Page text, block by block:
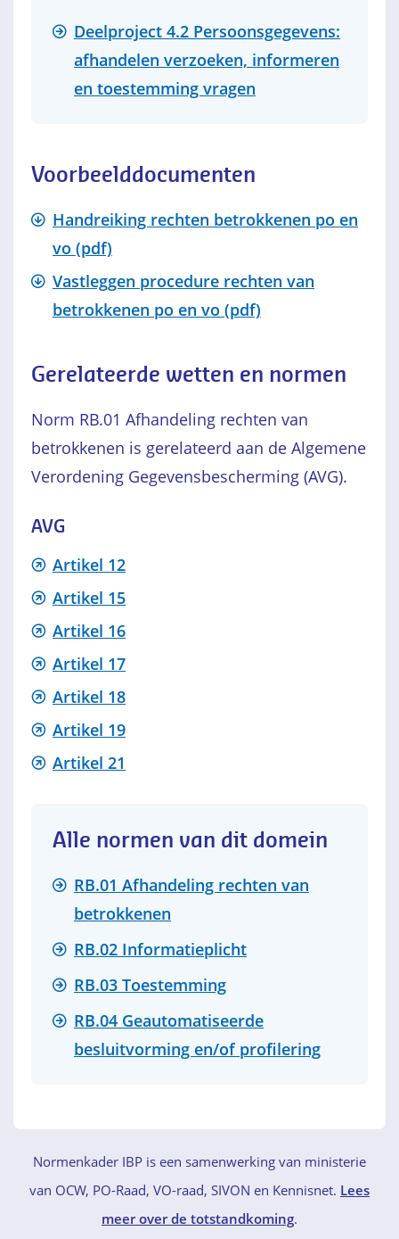
Deelproject 4.2 Persoonsgegevens:
afhandelen verzoeken, informeren
en toestemming vragen
Voorbeelddocumenten
Handreiking rechten betrokkenen po en
vo (pdf)
Vastleggen procedure rechten van
betrokkenen po en vo (pdf)
Gerelateerde wetten en normen
Norm RB.01 Afhandeling rechten van
betrokkenen is gerelateerd aan de Algemene
Verordening Gegevensbescherming (AVG).
AVG
Artikel 12
Artikel 15
Artikel 16
Artikel 17
Artikel 18
Artikel 19
Artikel 21
Alle normen van dit domein
RB.01 Afhandeling rechten van
betrokkenen
RB.02 Informatieplicht
RB.03 Toestemming
RB.04 Geautomatiseerde
besluitvorming en/of profilering
Normenkader IBP is een samenwerking van ministerie
van OCW, PO-Raad, VO-raad, SIVON en Kennisnet. Lees
meer over de totstandkoming.